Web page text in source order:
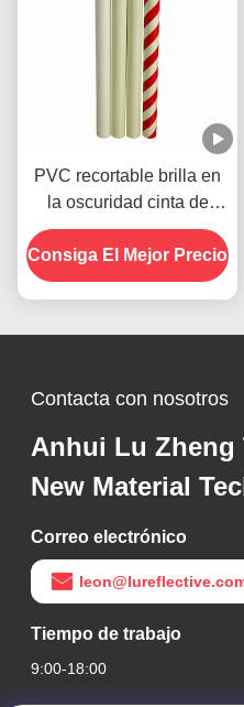
PVC recortable brilla en
la oscuridad cinta de
vinilo imprimible
autoadhesivo
Consiga El Mejor Precio
Contacta con nosotros
Anhui Lu Zheng
New Material
Correo electrónico
Tiempo de trabajo
9:00-18:00